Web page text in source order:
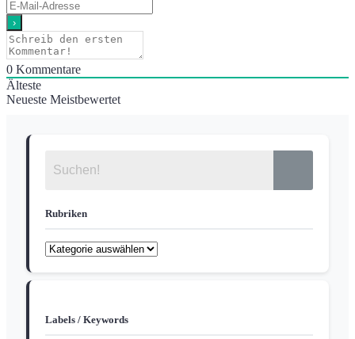
0 Kommentare
Älteste
Neueste Meistbewertet
Rubriken
Labels / Keywords